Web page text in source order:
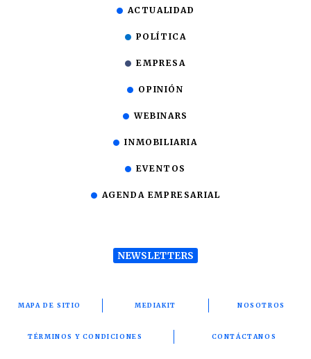
ACTUALIDAD
POLÍTICA
EMPRESA
OPINIÓN
WEBINARS
INMOBILIARIA
EVENTOS
AGENDA EMPRESARIAL
NEWSLETTERS
MAPA DE SITIO MEDIAKIT NOSOTROS
TÉRMINOS Y CONDICIONES CONTÁCTANOS